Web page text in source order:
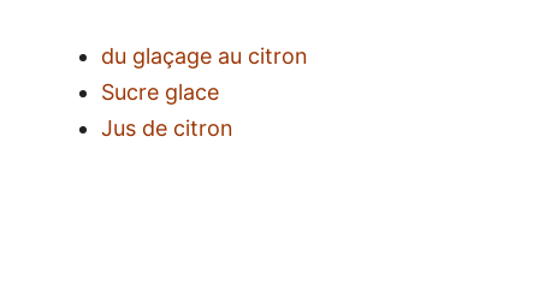
du glaçage au citron
Sucre glace
Jus de citron